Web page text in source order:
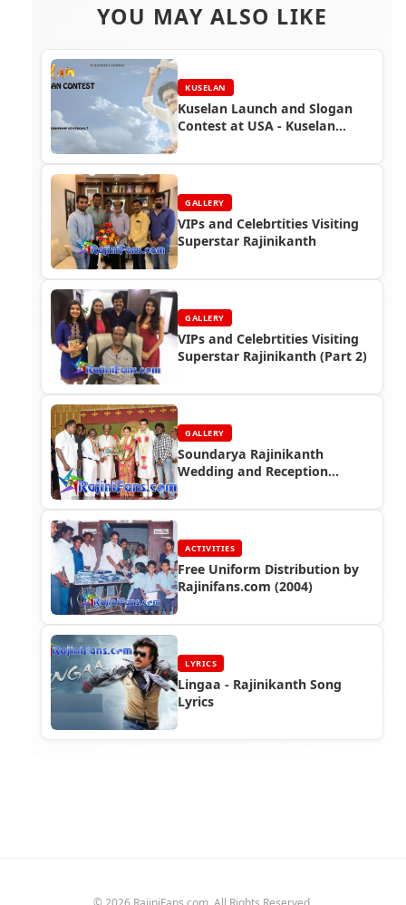
YOU MAY ALSO LIKE
KUSELAN
Kuselan Launch and Slogan
Contest at USA - Kuselan
GALLERY
VIPs and Celebrtities Visiting
Superstar Rajinikanth
GALLERY
VIPs and Celebrtities Visiting
Superstar Rajinikanth (Part 2)
GALLERY
Soundarya Rajinikanth
Wedding and Reception
ACTIVITIES
Free Uniform Distribution by
Rajinifans.com (2004)
LYRICS
Lingaa - Rajinikanth Song
Lyrics